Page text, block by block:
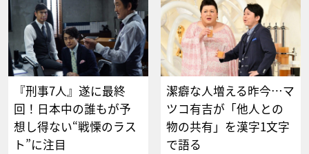
『刑事7人』遂に最終
回！日本中の誰もが予
想し得ない“戦慄のラス
ト”に注目
潔癖な人増える昨今…マ
ツコ有吉が「他人との
物の共有」を漢字1文字
で語る